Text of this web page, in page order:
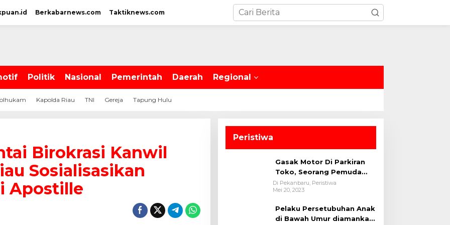
Berkabarnews.com Taktiknews.com
Politik Nasional Pemerintah Daerah Regional
Kapolda Riau TNI Gereja Tapung Hulu
Birokrasi Kanwil
Sosialisasikan
Apostille
Peristiwa
Gasak Motor Di Parkiran
Toko, Seorang Pemuda
Diamankan Polsek Bukit
Raya
Di Pekanbaru, Peristiwa
Mei 20, 2023
Pelaku Persetubuhan Anak
di Bawah Umur diamankan